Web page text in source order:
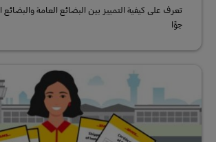
تعرف على كيفية التمييز بين البضائع العامة
جوًا